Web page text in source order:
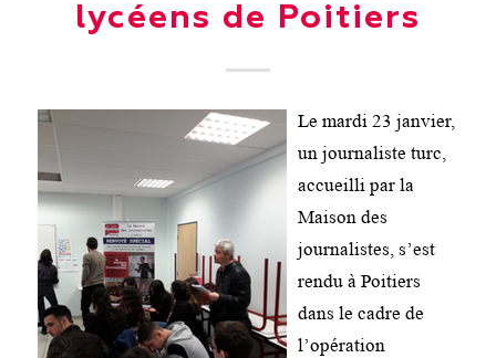
lycéens de Poitiers
Le mardi 23 janvier,
un journaliste turc,
accueilli par la
Maison des
journalistes, s’est
rendu à Poitiers
dans le cadre de
l’opération